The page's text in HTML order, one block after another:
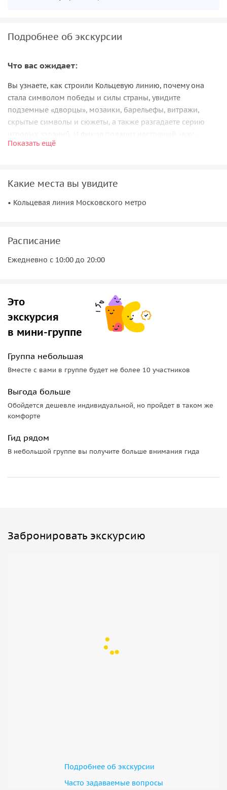
Подробнее об экскурсии
Что вас ожидает:
Вы узнаете, как строили Кольцевую линию, почему она
стала символом победы и силы страны, увидите
подземные «дворцы», мозаики, барельефы, витражи,
скрытые символы и сюжеты, а также разгадаете серию
момент» — встречу с тем, кого в метро быть не должно.
Вы прокатитесь от Комсомольской до Добрынинской
увидите 9 из 12 станций кольцевой линии. Это самые
знание истории. Мы знакомим вас с ней.
Показать ещё
Какие места вы увидите
• Кольцевая линия Московского метро
Расписание
Ежедневно с 10:00 до 20:00
Это
экскурсия
в мини-группе
Группа небольшая
Вместе с вами в группе будет не более 10 участников
Выгода больше
Обойдется дешевле индивидуальной, но пройдет в таком же
комфорте
Гид рядом
В небольшой группе вы получите больше внимания гида
Забронировать экскурсию
Подробнее об экскурсии
Часто задаваемые вопросы